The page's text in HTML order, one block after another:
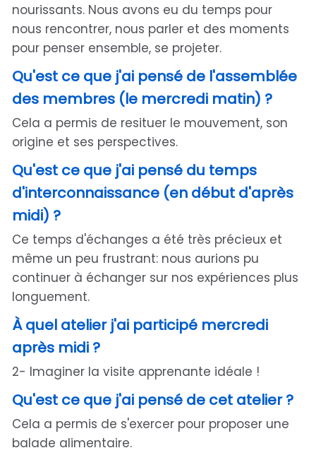
nourissants. Nous avons eu du temps pour
nous rencontrer, nous parler et des moments
pour penser ensemble, se projeter.
Qu'est ce que j'ai pensé de l'assemblée
des membres (le mercredi matin) ?
Cela a permis de resituer le mouvement, son
origine et ses perspectives.
Qu'est ce que j'ai pensé du temps
d'interconnaissance (en début d'après
midi) ?
Ce temps d'échanges a été très précieux et
même un peu frustrant: nous aurions pu
continuer à échanger sur nos expériences plus
longuement.
À quel atelier j'ai participé mercredi
après midi ?
2- Imaginer la visite apprenante idéale !
Qu'est ce que j'ai pensé de cet atelier ?
Cela a permis de s'exercer pour proposer une
balade alimentaire.